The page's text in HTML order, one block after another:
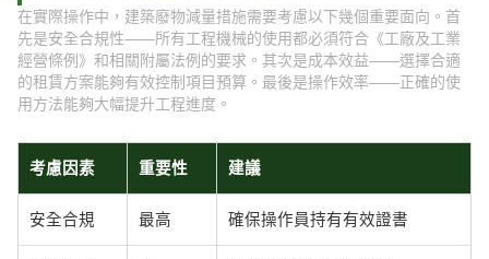
在實際操作中，建築廢物減量措施需要考慮以下幾個重要面向。首
先是安全合規性——所有工程機械的使用都必須符合《工廠及工業
經營條例》和相關附屬法例的要求。其次是成本效益——選擇合適
的租賃方案能夠有效控制項目預算。最後是操作效率——正確的使
用方法能夠大幅提升工程進度。
考慮因素 重要性 建議
安全合規 最高 確保操作員持有有效證書